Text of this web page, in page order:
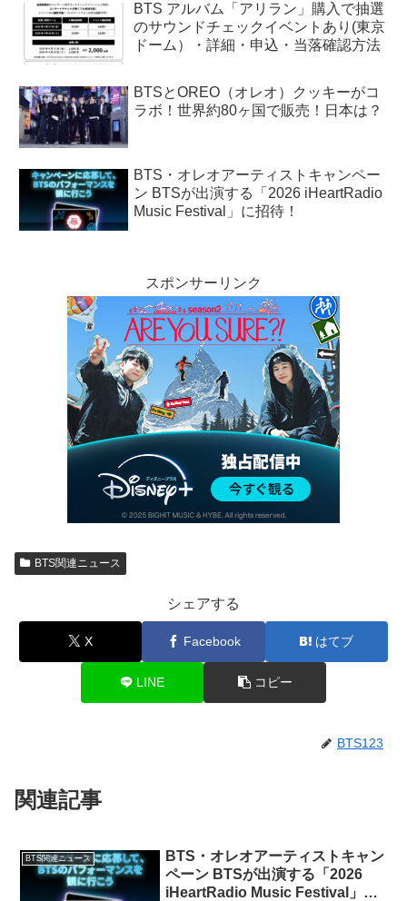
BTS アルバム「アリラン」購入で抽選
のサウンドチェックイベントあり(東京
ドーム）・詳細・申込・当落確認方法
BTSとOREO（オレオ）クッキーがコ
ラボ！世界約80ヶ国で販売！日本は？
BTS・オレオアーティストキャンペー
ン BTSが出演する「2026 iHeartRadio
Music Festival」に招待！
スポンサーリンク
BTS関連ニュース
シェアする
X Facebook はてブ
LINE コピー
BTS123
関連記事
BTS関連ニュース
BTS・オレオアーティストキャン
ペーン BTSが出演する「2026
iHeartRadio Music Festival」に